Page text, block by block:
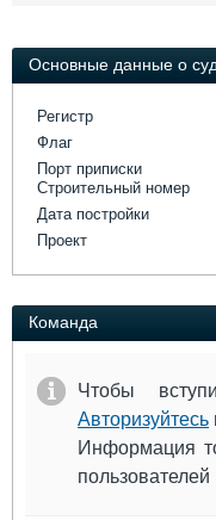
Выставки и
Личности
Словарь
Основные данные о
Регистр
Флаг
Порт приписки
Строительный номер
Дата постройки
Проект
Команда
Чтобы
Авторизуйтесь
Информация
пользователей